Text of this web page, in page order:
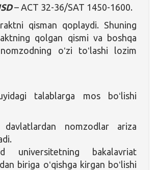
– ACT 32-36/SAT 1450-1600.
qisman qoplaydi. Shuning
qolgan qismi va boshqa
oʻzi toʻlashi lozim
talablarga mos boʻlishi
davlatlardan nomzodlar ariza
universitetning bakalavriat
biriga oʻqishga kirgan boʻlishi